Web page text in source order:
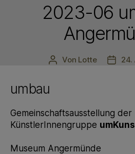
2023-06
Beitragsautor
Von Lotte 24.
umbau
Gemeinschaftsausstellung der
KünstlerInnengruppe
Museum Angermünde